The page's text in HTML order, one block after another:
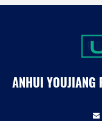
ANHUI YOUJIANG